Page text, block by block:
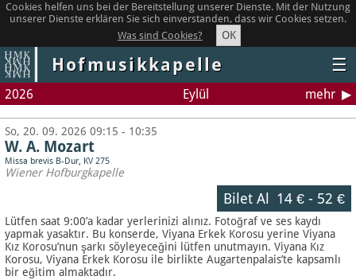
Cookies helfen uns bei der Bereitstellung unserer Dienste. Mit der Nutzung
unserer Dienste erklären Sie sich einverstanden, dass wir Cookies setzen.
Was sind Cookies?
OK
Hofmusikkapelle ☰
2026 Eylül mehr
So, 20. 09. 2026 09:15 - 10:35
W. A. Mozart
Missa brevis B-Dur, KV 275
Wiener Hofburgkapelle
Bilet Al 14 €- 52 €
Lütfen saat 9:00’a kadar yerlerinizi alınız. Fotoğraf ve ses kaydı
yapmak yasaktır. Bu konserde, Viyana Erkek Korosu yerine Viyana
Kız Korosu’nun şarkı söyleyeceğini lütfen unutmayın. Viyana Kız
Korosu, Viyana Erkek Korosu ile birlikte Augartenpalais’te kapsamlı
bir eğitim almaktadır.